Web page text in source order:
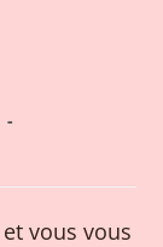
et vous vous